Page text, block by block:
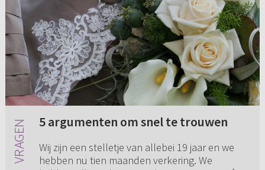
5 argumenten om snel te trouwen
Wij zijn een stelletje van allebei 19 jaar en we
hebben nu tien maanden verkering. We